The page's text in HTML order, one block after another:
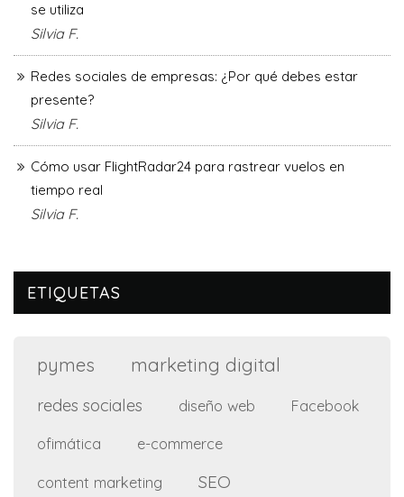
se utiliza
Silvia F.
Redes sociales de empresas: ¿Por qué debes estar
presente?
Silvia F.
Cómo usar FlightRadar24 para rastrear vuelos en
tiempo real
Silvia F.
ETIQUETAS
pymes marketing digital
redes sociales diseño web Facebook
ofimática e-commerce
content marketing SEO